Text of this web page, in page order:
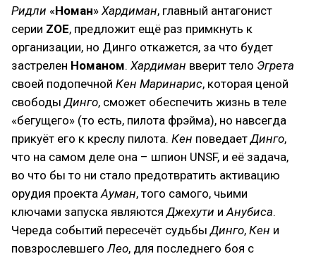
Ридли «Номан» Хардиман, главный антагонист
серии ZOE, предложит ещё раз примкнуть к
организации, но Динго откажется, за что будет
застрелен Номаном. Хардиман вверит тело Эгрета
своей подопечной Кен Маринарис, которая ценой
свободыДинго, сможет обеспечить жизнь в теле
«бегущего» (то есть, пилота фрэйма), но навсегда
прикуёт его к креслу пилота. Кен поведаетДинго,
что на самом деле она – шпион UNSF, и её задача,
во что бы то ни стало предотвратить активацию
орудия проектаАуман, того самого, чьими
ключами запуска являютсяДжехути иАнубиса.
Череда событий пересечёт судьбыДинго, Кен и
повзрослевшегоЛео, для последнего боя с